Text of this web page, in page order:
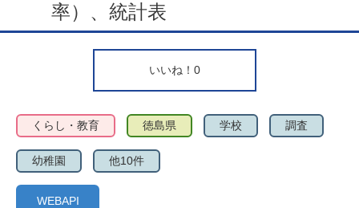
率）、統計表
いいね！ 0
くらし・教育 徳島県 学校 調査
幼稚園 他10件
WEBAPI